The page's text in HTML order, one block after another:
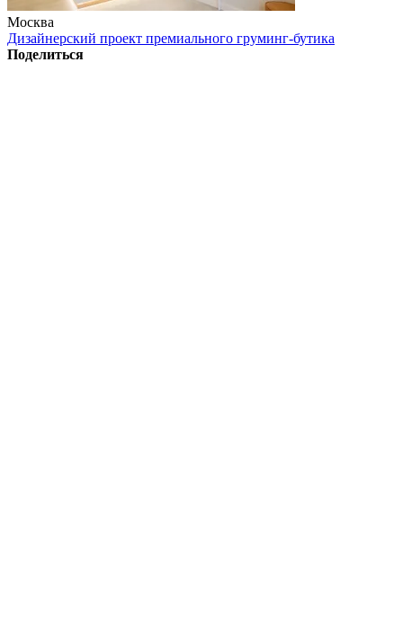
Москва
Дизайнерский проект премиального груминг-бутика
Поделиться